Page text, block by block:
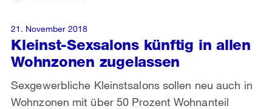
Kleinst-Sexsalons künftig in allen
Wohnzonen zugelassen
Sexgewerbliche Kleinstsalons sollen neu auch in
Wohnzonen mit über 50 Prozent Wohnanteil
21. November 2018